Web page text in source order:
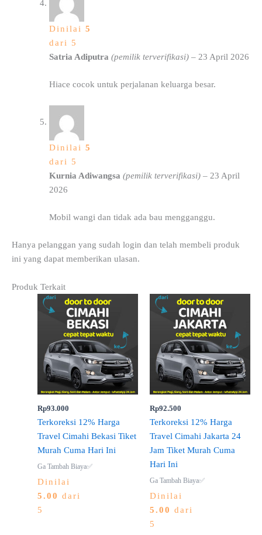
Dinilai 5
dari 5
Satria Adiputra (pemilik terverifikasi) – 23 April 2026
Hiace cocok untuk perjalanan keluarga besar.
Dinilai 5
dari 5
Kurnia Adiwangsa (pemilik terverifikasi) – 23 April
2026
Mobil wangi dan tidak ada bau mengganggu.
Hanya pelanggan yang sudah login dan telah membeli produk
ini yang dapat memberikan ulasan.
Produk Terkait
Rp93.000
Terkoreksi 12% Harga
Travel Cimahi Bekasi Tiket
Murah Cuma Hari Ini
Ga Tambah Biaya✅
Dinilai
5.00 dari
5
Rp92.500
Terkoreksi 12% Harga
Travel Cimahi Jakarta 24
Jam Tiket Murah Cuma
Hari Ini
Ga Tambah Biaya✅
Dinilai
5.00 dari
5